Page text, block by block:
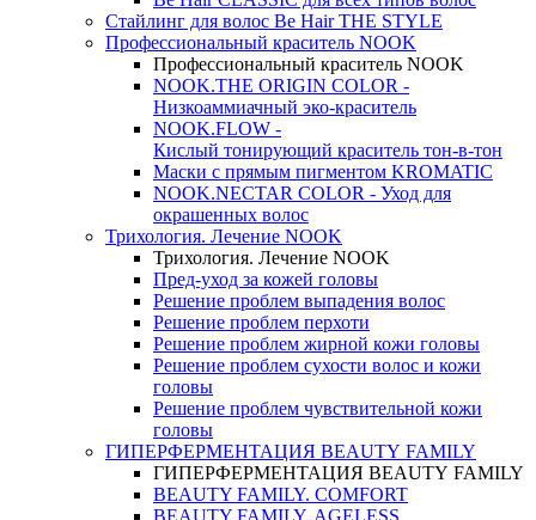
Стайлинг для волос Be Hair THE STYLE
Профессиональный краситель NOOK
Профессиональный краситель NOOK
NOOK.THE ORIGIN COLOR -
Низкоаммиачный эко-краситель
NOOK.FLOW -
Кислый тонирующий краситель тон-в-тон
Маски с прямым пигментом KROMATIC
NOOK.NECTAR COLOR - Уход для
окрашенных волос
Трихология. Лечение NOOK
Трихология. Лечение NOOK
Пред-уход за кожей головы
Решение проблем выпадения волос
Решение проблем перхоти
Решение проблем жирной кожи головы
Решение проблем сухости волос и кожи
головы
Решение проблем чувствительной кожи
головы
ГИПЕРФЕРМЕНТАЦИЯ BEAUTY FAMILY
ГИПЕРФЕРМЕНТАЦИЯ BEAUTY FAMILY
BEAUTY FAMILY. COMFORT